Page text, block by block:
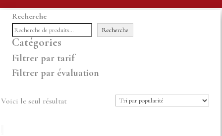
Recherche
Recherche
Catégories
Filtrer par tarif
Filtrer par évaluation
Voici le seul résultat